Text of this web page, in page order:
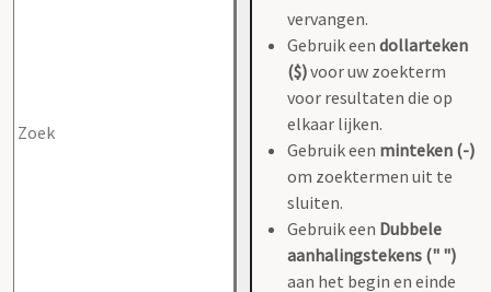
vervangen.
Gebruik een dollarteken
($)voor uw zoekterm
voor resultaten die op
elkaar lijken.
Gebruik een minteken (-)
om zoektermen uit te
sluiten.
Gebruik een Dubbele
aanhalingstekens (" ")
aan het begin en einde